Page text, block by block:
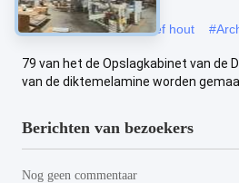
#Archiefkast van massief hout #
79 van het de Opslagkabinet van de
van de diktemelamine worden
Berichten van bezoekers
Nog geen commentaar